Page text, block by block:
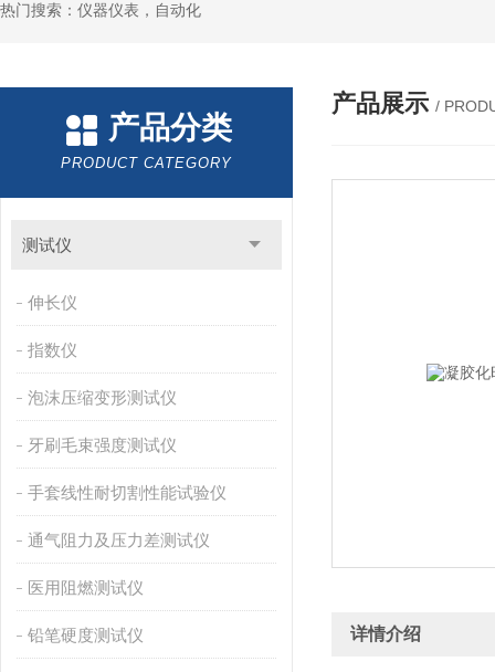
热门搜索：仪器仪表，自动化
产品分类
PRODUCT CATEGORY
测试仪
伸长仪
指数仪
泡沫压缩变形测试仪
牙刷毛束强度测试仪
手套线性耐切割性能试验仪
通气阻力及压力差测试仪
医用阻燃测试仪
铅笔硬度测试仪
产品展示 /
详情介绍